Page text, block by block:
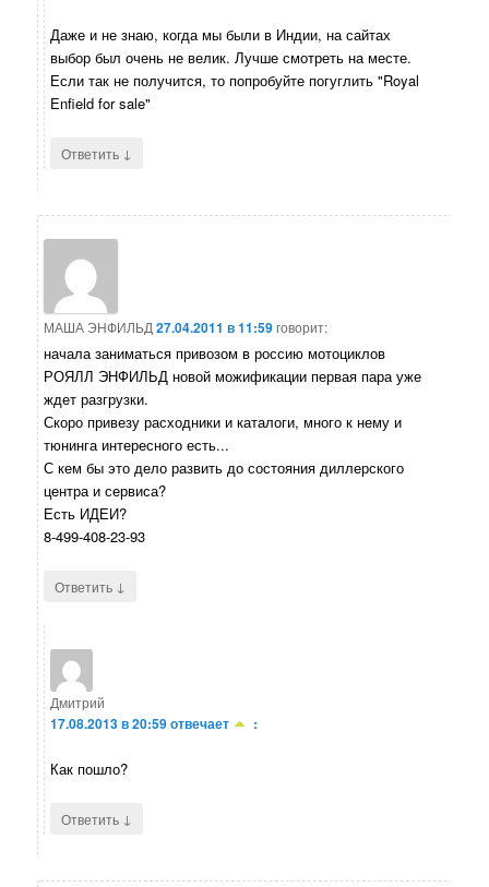
Даже и не знаю, когда мы были в Индии, на сайтах
выбор был очень не велик. Лучше смотреть на месте.
Если так не получится, то попробуйте погуглить "Royal
Enfield for sale"
Ответить ↓
МАША ЭНФИЛЬД 27.04.2011 в 11:59говорит:
начала заниматься привозом в россию мотоциклов
РОЯЛЛ ЭНФИЛЬД новой можификации первая пара уже
ждет разгрузки.
Скоро привезу расходники и каталоги, много к нему и
тюнинга интересного есть...
С кем бы это дело развить до состояния диллерского
центра и сервиса?
Есть ИДЕИ?
8-499-408-23-93
Ответить ↓
Дмитрий
17.08.2013 в 20:59отвечает :
Как пошло?
Ответить ↓